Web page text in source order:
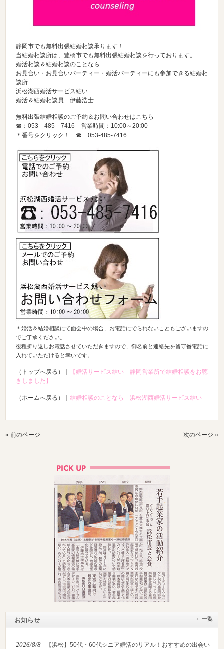
静岡市でも無料出張結婚相談承ります！
当結婚相談所は、豊橋市でも無料出張結婚相談を行っております。
婚活相談＆結婚相談のことなら
お見合い・お見合いパーティー・婚活パーティーにも参加できる結婚相
談所
浜松湖西婚活サービス結い
婚活＆結婚相談員 伊藤浩士
無料出張結婚相談のご予約＆お問い合わせはこちら
☎：053－485－7416 営業時間：10:00～20:00
＊番号をクリック！ ☎053-485-7416
＊婚活＆結婚相談にて面会中の場合、お電話にでられないこともございますの
でご了承ください。
後程折り返しお電話させていただきますので、御名前と連絡先を留守番電話に
入れていただけると幸いです。
（トップへ戻る）｜
【婚活サービス結い 静岡営業所で結婚相談をお聴
きしました】
（ホームへ戻る）｜結婚相談のことなら 浜松湖西婚活サービス結い
« 前のページ 次のページ »
お知らせ 一覧
2026/8/8
【浜松】50代・60代シニア婚活のリアル！おすすめの出会い